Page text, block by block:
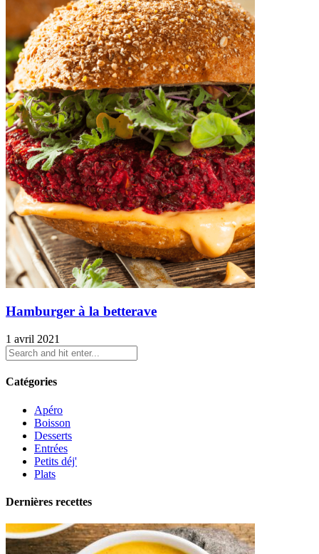
Hamburger à la betterave
1 avril 2021
Catégories
Apéro
Boisson
Desserts
Entrées
Petits déj'
Plats
Dernières recettes